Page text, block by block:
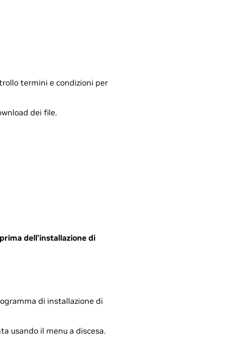
termini e condizioni per
dei file.
dell'installazione di
di installazione di
usando il menu a discesa.